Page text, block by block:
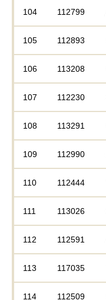
104 112799
105 112893
106 113208
107 112230
108 113291
109 112990
110 112444
111 113026
112 112591
113 117035
114 112509